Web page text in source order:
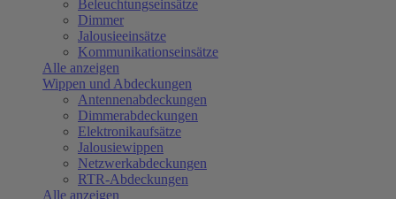
Beleuchtungseinsätze
Dimmer
Jalousieeinsätze
Kommunikationseinsätze
Alle anzeigen
Wippen und Abdeckungen
Antennenabdeckungen
Dimmerabdeckungen
Elektronikaufsätze
Jalousiewippen
Netzwerkabdeckungen
RTR-Abdeckungen
Alle anzeigen